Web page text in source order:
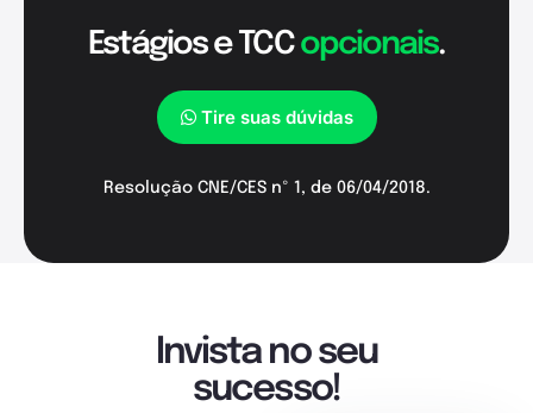
Estágios e TCCopcionais.
Tire suas dúvidas
Resolução CNE/CES nº 1, de 06/04/2018.
Invista no seu
sucesso!